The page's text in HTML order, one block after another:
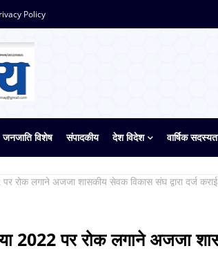
Policy
जनजाति विशेष संपादकीय देश विदेश वार्षिक
रोक लगाने अजजा शासकीय सेवक विकास संघ द्वारा दर्ज
2022 पर रोक लगाने अजजा